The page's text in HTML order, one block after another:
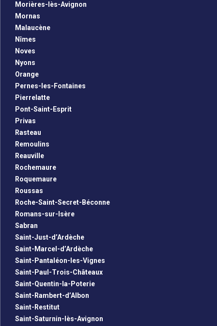
Morières-lès-Avignon
Mornas
Malaucène
Nîmes
Noves
Nyons
Orange
Pernes-les-Fontaines
Pierrelatte
Pont-Saint-Esprit
Privas
Rasteau
Remoulins
Reauville
Rochemaure
Roquemaure
Roussas
Roche-Saint-Secret-Béconne
Romans-sur-Isère
Sabran
Saint-Just-d’Ardèche
Saint-Marcel-d’Ardèche
Saint-Pantaléon-les-Vignes
Saint-Paul-Trois-Châteaux
Saint-Quentin-la-Poterie
Saint-Rambert-d’Albon
Saint-Restitut
Saint-Saturnin-lès-Avignon